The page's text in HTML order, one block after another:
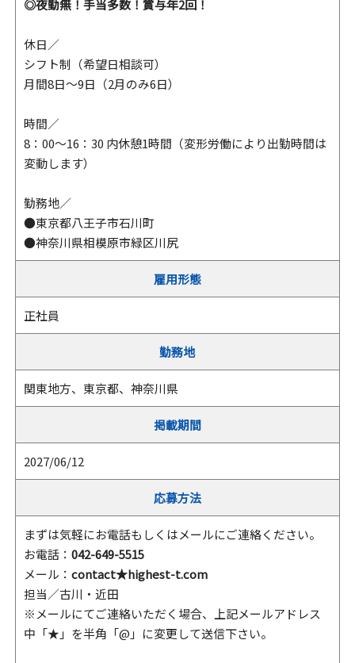
◎夜勤無！手当多数！賞与年2回！
休日／
シフト制（希望日相談可）
月間8日～9日（2月のみ6日）
時間／
8：00～16：30 内休憩1時間（変形労働により出勤時間は
変動します）
勤務地／
●東京都八王子市石川町
●神奈川県相模原市緑区川尻
雇用形態
正社員
勤務地
関東地方、東京都、神奈川県
掲載期間
2027/06/12
応募方法
まずは気軽にお電話もしくはメールにご連絡ください。
お電話： 042-649-5515
メール： contact★highest-t.com
担当／古川・近田
※メールにてご連絡いただく場合、上記メールアドレス
中「★」を半角「@」に変更して送信下さい。